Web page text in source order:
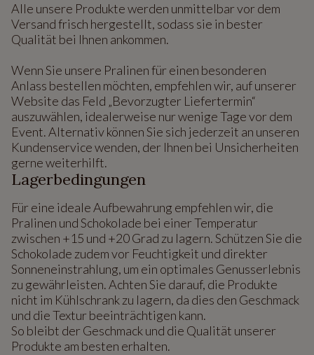
Alle unsere Produkte werden unmittelbar vor dem
Versand frisch hergestellt, sodass sie in bester
Qualität bei Ihnen ankommen.
Wenn Sie unsere Pralinen für einen besonderen
Anlass bestellen möchten, empfehlen wir, auf unserer
Website das Feld „Bevorzugter Liefertermin“
auszuwählen, idealerweise nur wenige Tage vor dem
Event. Alternativ können Sie sich jederzeit an unseren
Kundenservice wenden, der Ihnen bei Unsicherheiten
gerne weiterhilft.
Lagerbedingungen
Für eine ideale Aufbewahrung empfehlen wir, die
Pralinen und Schokolade bei einer Temperatur
zwischen +15 und +20 Grad zu lagern. Schützen Sie die
Schokolade zudem vor Feuchtigkeit und direkter
Sonneneinstrahlung, um ein optimales Genusserlebnis
zu gewährleisten. Achten Sie darauf, die Produkte
nicht im Kühlschrank zu lagern, da dies den Geschmack
und die Textur beeinträchtigen kann.
So bleibt der Geschmack und die Qualität unserer
Produkte am besten erhalten.